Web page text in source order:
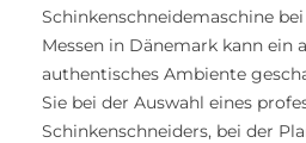
Schinkenschneidemaschine
Messen in Dänemark kann ein
authentisches Ambiente
Sie bei der Auswahl eines
Schinkenschneiders, bei der